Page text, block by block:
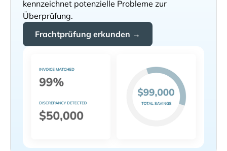
kennzeichnet potenzielle Probleme zur
Überprüfung.
Frachtprüfung erkunden →